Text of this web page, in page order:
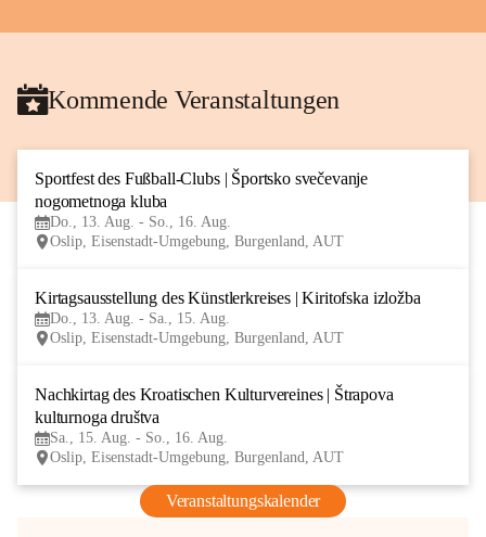
Kommende Veranstaltungen
Sportfest des Fußball-Clubs | Športsko svečevanje
nogometnoga kluba
Do., 13. Aug. - So., 16. Aug.
Oslip, Eisenstadt-Umgebung, Burgenland, AUT
Kirtagsausstellung des Künstlerkreises | Kiritofska izložba
Do., 13. Aug. - Sa., 15. Aug.
Oslip, Eisenstadt-Umgebung, Burgenland, AUT
Nachkirtag des Kroatischen Kulturvereines | Štrapova
kulturnoga društva
Sa., 15. Aug. - So., 16. Aug.
Oslip, Eisenstadt-Umgebung, Burgenland, AUT
Veranstaltungskalender